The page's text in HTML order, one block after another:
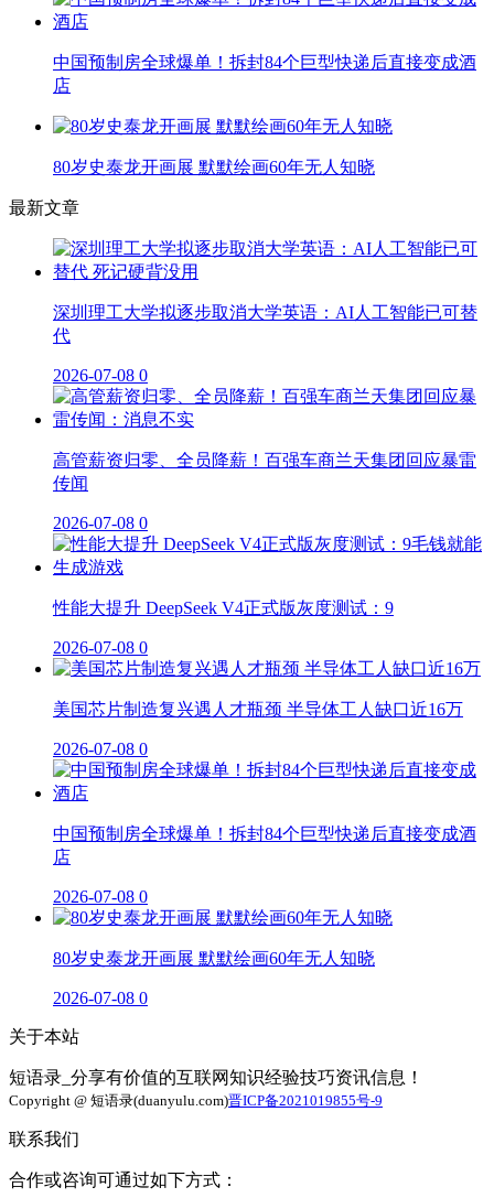
中国预制房全球爆单！拆封84个巨型快递后直接变成酒
店
80岁史泰龙开画展 默默绘画60年无人知晓
最新文章
深圳理工大学拟逐步取消大学英语：AI人工智能已可替
代
2026-07-08 0
高管薪资归零、全员降薪！百强车商兰天集团回应暴雷
传闻
2026-07-08 0
性能大提升 DeepSeek V4正式版灰度测试：9
2026-07-08 0
美国芯片制造复兴遇人才瓶颈 半导体工人缺口近16万
2026-07-08 0
中国预制房全球爆单！拆封84个巨型快递后直接变成酒
店
2026-07-08 0
80岁史泰龙开画展 默默绘画60年无人知晓
2026-07-08 0
关于本站
短语录_分享有价值的互联网知识经验技巧资讯信息！
Copyright @ 短语录(duanyulu.com)晋ICP备2021019855号-9
联系我们
合作或咨询可通过如下方式：